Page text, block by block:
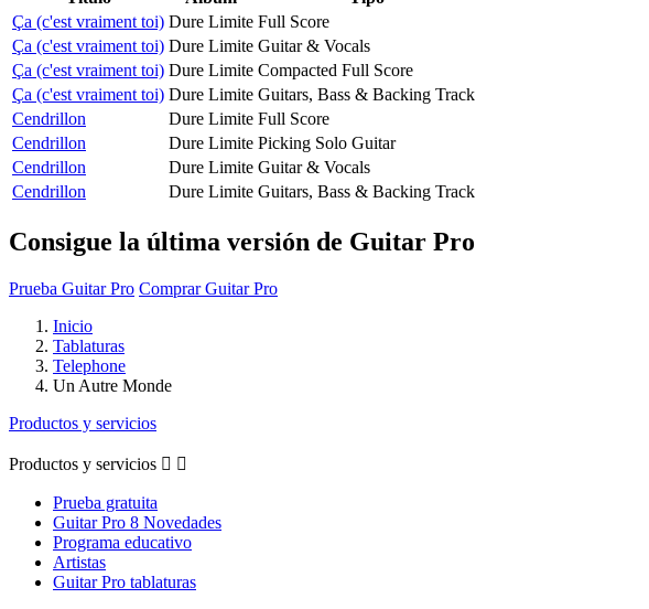
Ça (c'est vraiment toi) Dure Limite Full Score
Ça (c'est vraiment toi) Dure Limite Guitar & Vocals
Ça (c'est vraiment toi) Dure Limite Compacted Full Score
Ça (c'est vraiment toi) Dure Limite Guitars, Bass & Backing Track
Cendrillon
Dure Limite Full Score
Cendrillon
Dure Limite Picking Solo Guitar
Cendrillon
Dure Limite Guitar & Vocals
Cendrillon
Dure Limite Guitars, Bass & Backing Track
Consigue la última versión de Guitar Pro
Prueba Guitar Pro Comprar Guitar Pro
Inicio
Tablaturas
Telephone
Un Autre Monde
Productos y servicios
Productos y servicios  
Prueba gratuita
Guitar Pro 8 Novedades
Programa educativo
Artistas
Guitar Pro tablaturas